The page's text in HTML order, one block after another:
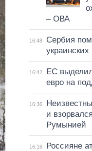
– ОВА
16:48
Сербия
украинских
16:42
ЕС
евро на
16:36
и
Румынией
16:16
Россияне